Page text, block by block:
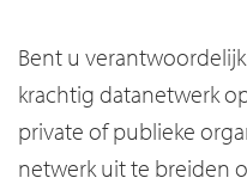
Bent u
krachtig datanetwerk
private of publieke
netwerk uit te breiden